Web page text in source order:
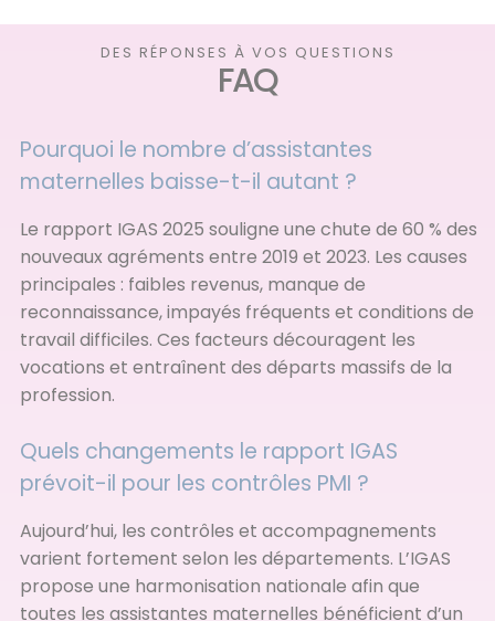
DES RÉPONSES À VOS QUESTIONS
FAQ
Pourquoi le nombre d’assistantes
maternelles baisse-t-il autant ?
Le rapport IGAS 2025 souligne une chute de 60 % des
nouveaux agréments entre 2019 et 2023. Les causes
principales : faibles revenus, manque de
reconnaissance, impayés fréquents et conditions de
travail difficiles. Ces facteurs découragent les
vocations et entraînent des départs massifs de la
profession.
Quels changements le rapport IGAS
prévoit-il pour les contrôles PMI ?
Aujourd’hui, les contrôles et accompagnements
varient fortement selon les départements. L’IGAS
propose une harmonisation nationale afin que
toutes les assistantes maternelles bénéficient d’un